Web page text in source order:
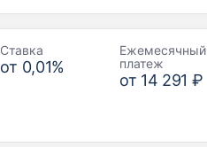
Ставка
от 0,01%
Ежемесячный
платеж
от 14 291 ₽